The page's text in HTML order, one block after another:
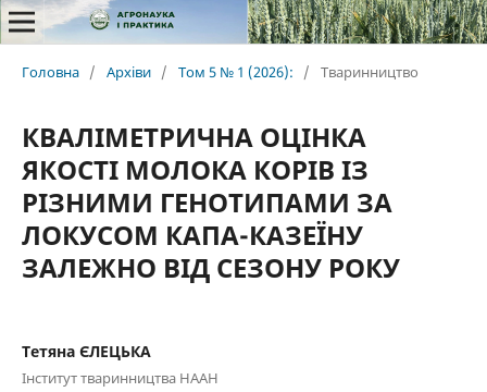
Головна / Архіви / Том 5 № 1 (2026): / Тваринництво
КВАЛІМЕТРИЧНА ОЦІНКА
ЯКОСТІ МОЛОКА КОРІВ ІЗ
РІЗНИМИ ГЕНОТИПАМИ ЗА
ЛОКУСОМ КАПА-КАЗЕЇНУ
ЗАЛЕЖНО ВІД СЕЗОНУ РОКУ
Тетяна ЄЛЕЦЬКА
Інститут тваринництва НААН